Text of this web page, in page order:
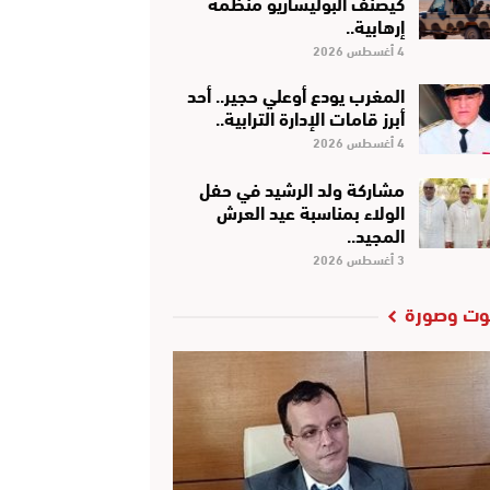
إرهابية..
4 أغسطس 2026
المغرب يودع أوعلي حجير.. أحد
أبرز قامات الإدارة الترابية..
4 أغسطس 2026
مشاركة ولد الرشيد في حفل
الولاء بمناسبة عيد العرش
المجيد..
3 أغسطس 2026
وصورة